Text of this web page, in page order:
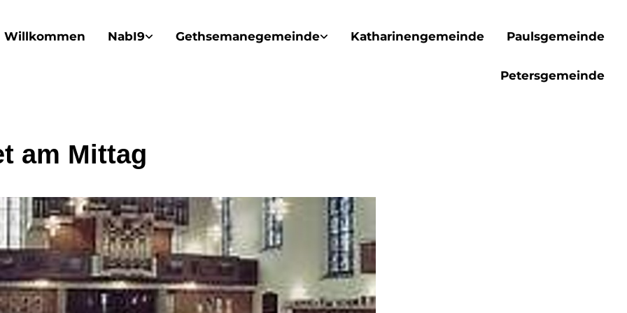
Willkommen NabI9 Gethsemanegemeinde Katharinengemeinde Paulsgemeinde
Petersgemeinde
am Mittag